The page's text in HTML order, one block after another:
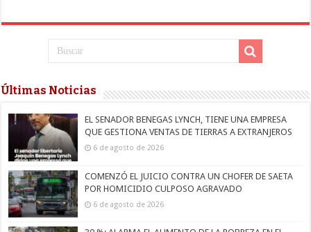
Últimas Noticias
EL SENADOR BENEGAS LYNCH, TIENE UNA EMPRESA
QUE GESTIONA VENTAS DE TIERRAS A EXTRANJEROS
6 de agosto de 2026
COMENZÓ EL JUICIO CONTRA UN CHOFER DE SAETA
POR HOMICIDIO CULPOSO AGRAVADO
6 de agosto de 2026